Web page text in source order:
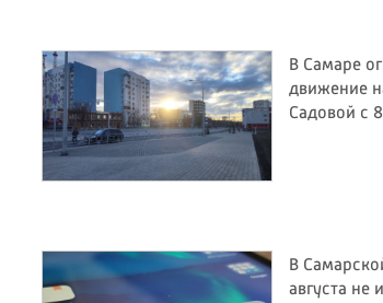
В Самаре
движение
Садовой с 8
В
августа не